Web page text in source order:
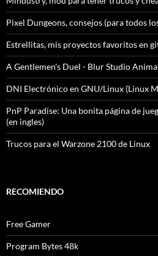
Pixel Dungeons, consejos (para todos
Estrellitas, mis proyectos favoritos en
A Gentlemen's Duel - Blur Studio
DNI Electrónico en GNU/Linux (Linux
PnP Paradise: Una bonita página de
(en ingles)
Trucos para el Warzone 2100 de Linux
RECOMIENDO
Free Gamer
Program Bytes 48k